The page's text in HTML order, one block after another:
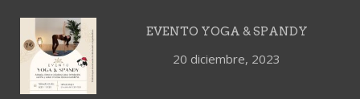
EVENTO YOGA & SPANDY
20 diciembre, 2023